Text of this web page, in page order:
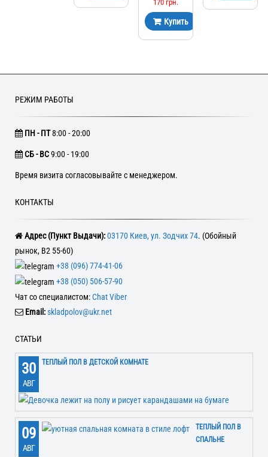
Оценка
из 5
170 грн.
Купить
РЕЖИМ РАБОТЫ
ПН - ПТ8:00 - 20:00
CБ - ВС9:00 - 19:00
Время визита согласовывайте с менеджером.
КОНТАКТЫ
Адрес (Пункт Выдачи):03170 Киев, ул. Зодчих 74. (Обойный
рынок, В2 55-60)
+38 (096) 774-41-06
+38 (050) 506-57-90
Чат со специалистом:Chat Viber
Email:skladpolov@ukr.net
СТАТЬИ
30
АВГ
ТЕПЛЫЙ ПОЛ В ДЕТСКОЙ КОМНАТЕ
09
АВГ
ТЕПЛЫЙ ПОЛ В
СПАЛЬНЕ